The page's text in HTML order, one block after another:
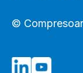
©